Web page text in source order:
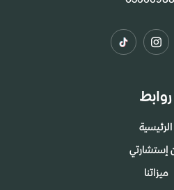
روابط
الرئيسية
إستشارتي
ميزاتنا